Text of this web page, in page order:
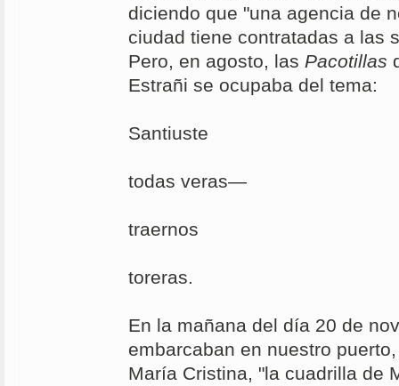
diciendo que "una agencia de
ciudad tiene contratadas a las
Pero, en agosto, las Pacotillas
Estrañi se ocupaba del tema:
Santiuste
todas veras—
traernos
toreras.
En la mañana del día 20 de
embarcaban en nuestro
María Cristina, "la cuadrilla de